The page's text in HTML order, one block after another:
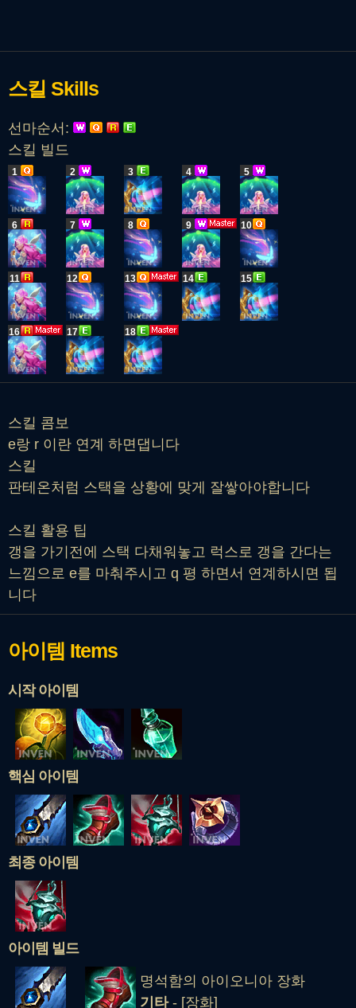
스킬 Skills
선마순서:
스킬 빌드
1 2 3 4 5
6 7 8 9 10
11 12 13 14 15
16 17 18
스킬 콤보
e랑 r 이란 연계 하면댑니다
스킬
판테온처럼 스택을 상황에 맞게 잘쌓아야합니다
스킬 활용 팁
갱을 가기전에 스택 다채워놓고 럭스로 갱을 간다는
느낌으로 e를 마춰주시고 q 평 하면서 연계하시면 됩
니다
아이템 Items
시작 아이템
핵심 아이템
최종 아이템
아이템 빌드
명석함의 아이오니아 장화
기타- [장화]